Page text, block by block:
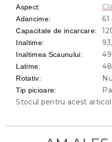
Aspect:
Adancime:
Capacitate de incarcare:
Inaltime:
Inaltimea Scaunului:
Latime:
Rotativ: Nu
Tip picioare:
Stocul pentru acest